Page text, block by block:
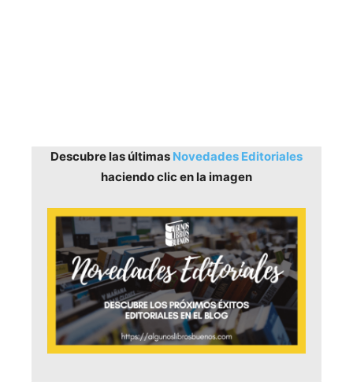
Descubre las últimas Novedades Editoriales
haciendo clic en la imagen